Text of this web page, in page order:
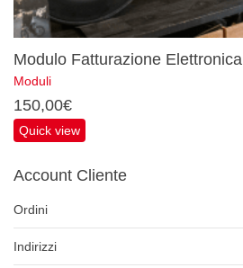
Modulo Fatturazione Elettronica
Moduli
150,00€
Quick view
Account Cliente
Ordini
Indirizzi